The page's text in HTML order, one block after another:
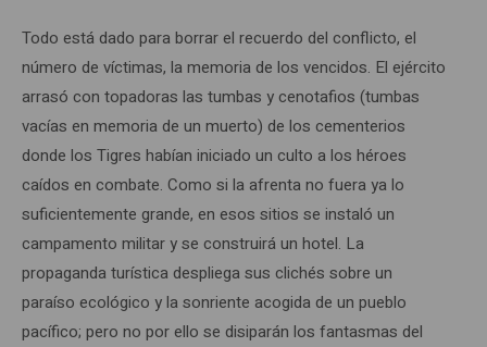
Todo está dado para borrar el recuerdo del conflicto, el
número de víctimas, la memoria de los vencidos. El ejército
arrasó con topadoras las tumbas y cenotafios (tumbas
vacías en memoria de un muerto) de los cementerios
donde los Tigres habían iniciado un culto a los héroes
caídos en combate. Como si la afrenta no fuera ya lo
suficientemente grande, en esos sitios se instaló un
campamento militar y se construirá un hotel. La
propaganda turística despliega sus clichés sobre un
paraíso ecológico y la sonriente acogida de un pueblo
pacífico; pero no por ello se disiparán los fantasmas del